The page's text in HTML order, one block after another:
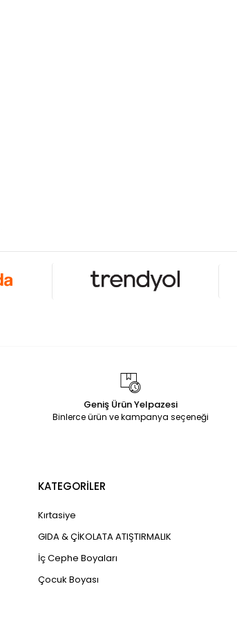
Geniş Ürün Yelpazesi
Binlerce ürün ve kampanya seçeneği
KATEGORİLER
Kırtasiye
GIDA & ÇİKOLATA ATIŞTIRMALIK
İç Cephe Boyaları
Çocuk Boyası